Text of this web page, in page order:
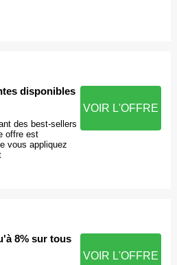
disponibles
des best-sellers
offre est
vous appliquez
VOIR L'OFFRE
8% sur tous
VOIR L'OFFRE